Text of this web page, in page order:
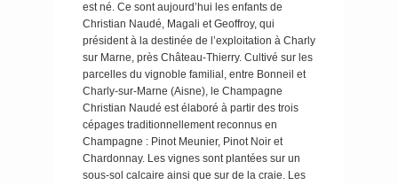
de
Chardonnay et
de Pinot. Il
subit un
vieillissement
moyen en
cave de 4
années.
Équilibre
est né. Ce sont aujourd’hui les enfants de
Christian Naudé, Magali et Geoffroy, qui
président à la destinée de l’exploitation à Charly
sur Marne, près Château-Thierry. Cultivé sur les
parcelles du vignoble familial, entre Bonneil et
Charly-sur-Marne (Aisne), le Champagne
Christian Naudé est élaboré à partir des trois
cépages traditionnellement reconnus en
Champagne : Pinot Meunier, Pinot Noir et
Chardonnay. Les vignes sont plantées sur un
sous-sol calcaire ainsi que sur de la craie. Les